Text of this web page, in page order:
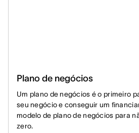
Plano de negócios
Um plano de negócios é o primeiro
seu negócio e conseguir um
modelo de plano de negócios para
zero.